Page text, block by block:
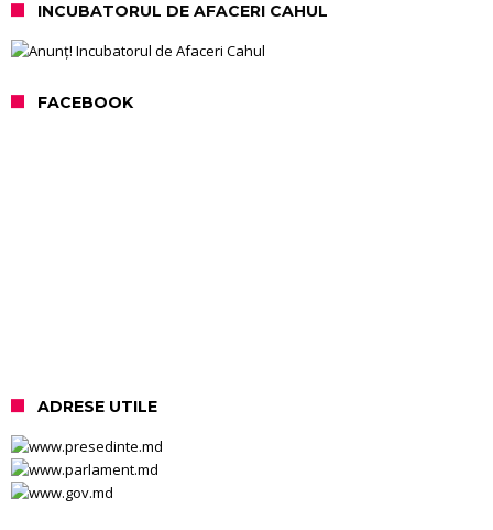
INCUBATORUL DE AFACERI CAHUL
FACEBOOK
ADRESE UTILE